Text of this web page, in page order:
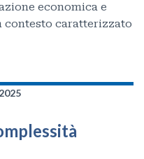
economica e
contesto caratterizzato